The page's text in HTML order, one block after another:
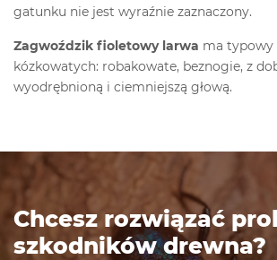
gatunku nie jest wyraźnie zaznaczony.
Zagwoździk fioletowy larwa ma
kózkowatych: robakowate, beznogie, z
wyodrębnioną i ciemniejszą głową.
Chcesz rozwiązać
szkodników drewna?